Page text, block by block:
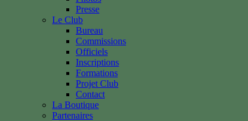
Presse
Le Club
Bureau
Commissions
Officiels
Inscriptions
Formations
Projet Club
Contact
La Boutique
Partenaires